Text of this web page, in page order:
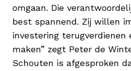
omgaan. Die
best spannend. Zij willen
investering
maken” zegt Peter de
Schouten is afgesproken